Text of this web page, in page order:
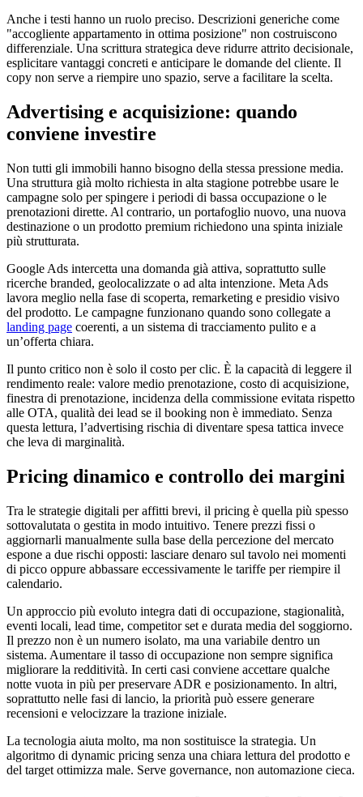
Anche i testi hanno un ruolo preciso. Descrizioni generiche come
"accogliente appartamento in ottima posizione" non costruiscono
differenziale. Una scrittura strategica deve ridurre attrito decisionale,
esplicitare vantaggi concreti e anticipare le domande del cliente. Il
copy non serve a riempire uno spazio, serve a facilitare la scelta.
Advertising e acquisizione: quando
conviene investire
Non tutti gli immobili hanno bisogno della stessa pressione media.
Una struttura già molto richiesta in alta stagione potrebbe usare le
campagne solo per spingere i periodi di bassa occupazione o le
prenotazioni dirette. Al contrario, un portafoglio nuovo, una nuova
destinazione o un prodotto premium richiedono una spinta iniziale
più strutturata.
Google Ads intercetta una domanda già attiva, soprattutto sulle
ricerche branded, geolocalizzate o ad alta intenzione. Meta Ads
lavora meglio nella fase di scoperta, remarketing e presidio visivo
del prodotto. Le campagne funzionano quando sono collegate a
landing page coerenti, a un sistema di tracciamento pulito e a
un’offerta chiara.
Il punto critico non è solo il costo per clic. È la capacità di leggere il
rendimento reale: valore medio prenotazione, costo di acquisizione,
finestra di prenotazione, incidenza della commissione evitata rispetto
alle OTA, qualità dei lead se il booking non è immediato. Senza
questa lettura, l’advertising rischia di diventare spesa tattica invece
che leva di marginalità.
Pricing dinamico e controllo dei margini
Tra le strategie digitali per affitti brevi, il pricing è quella più spesso
sottovalutata o gestita in modo intuitivo. Tenere prezzi fissi o
aggiornarli manualmente sulla base della percezione del mercato
espone a due rischi opposti: lasciare denaro sul tavolo nei momenti
di picco oppure abbassare eccessivamente le tariffe per riempire il
calendario.
Un approccio più evoluto integra dati di occupazione, stagionalità,
eventi locali, lead time, competitor set e durata media del soggiorno.
Il prezzo non è un numero isolato, ma una variabile dentro un
sistema. Aumentare il tasso di occupazione non sempre significa
migliorare la redditività. In certi casi conviene accettare qualche
notte vuota in più per preservare ADR e posizionamento. In altri,
soprattutto nelle fasi di lancio, la priorità può essere generare
recensioni e velocizzare la trazione iniziale.
La tecnologia aiuta molto, ma non sostituisce la strategia. Un
algoritmo di dynamic pricing senza una chiara lettura del prodotto e
del target ottimizza male. Serve governance, non automazione cieca.